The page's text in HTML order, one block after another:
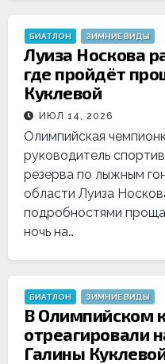
БИАТЛОН ЗИМНИЕ ВИДЫ
Луиза Носкова
где пройдёт
Куклевой
ИЮЛ 14, 2026
Олимпийская
руководитель
резерва по лыжным
области Луиза
подробностями
ночь на…
БИАТЛОН ЗИМНИЕ ВИДЫ
В Олимпийском
отреагировали
Галины